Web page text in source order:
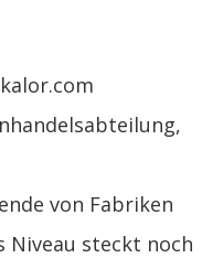
von Fabriken
Niveau steckt noch